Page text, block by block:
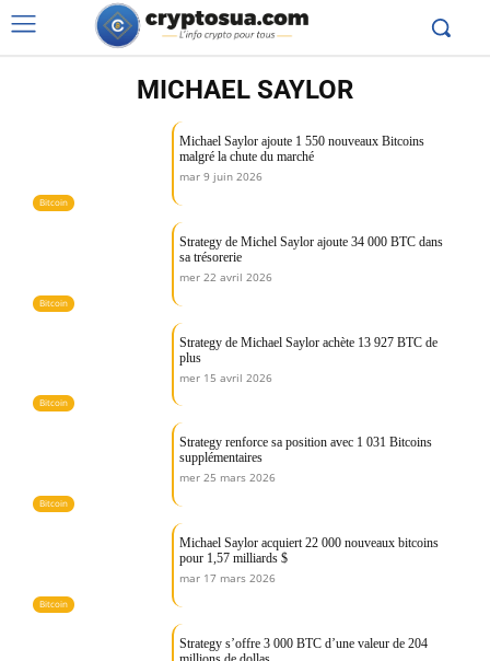
MICHAEL SAYLOR
Bitcoin
Michael Saylor ajoute 1 550 nouveaux Bitcoins
malgré la chute du marché
mar 9 juin 2026
Bitcoin
Strategy de Michel Saylor ajoute 34 000 BTC dans
sa trésorerie
mer 22 avril 2026
Bitcoin
Strategy de Michael Saylor achète 13 927 BTC de
plus
mer 15 avril 2026
Bitcoin
Strategy renforce sa position avec 1 031 Bitcoins
supplémentaires
mer 25 mars 2026
Bitcoin
Michael Saylor acquiert 22 000 nouveaux bitcoins
pour 1,57 milliards $
mar 17 mars 2026
Strategy s’offre 3 000 BTC d’une valeur de 204